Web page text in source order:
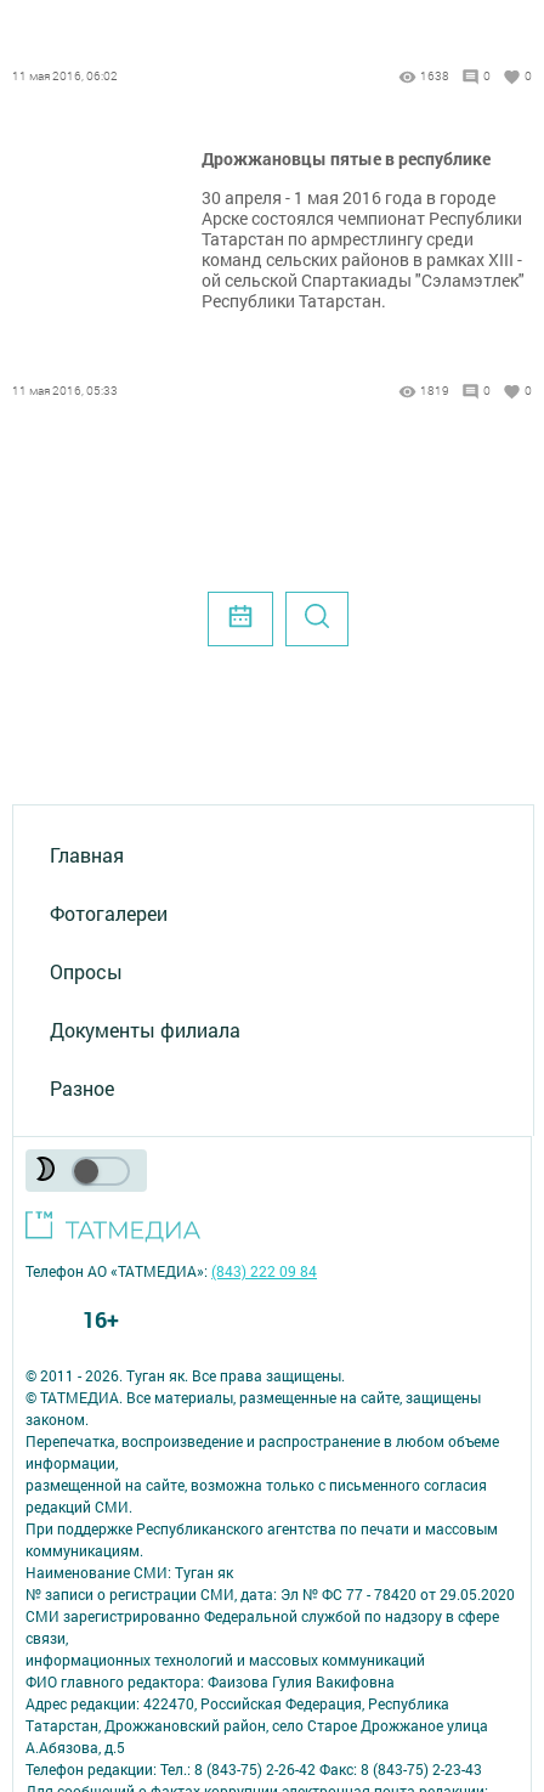
11 мая 2016, 06:02 1638 0 0
Дрожжановцы пятые в республике
30 апреля - 1 мая 2016 года в городе
Арске состоялся чемпионат Республики
Татарстан по армрестлингу среди
команд сельских районов в рамках XIII -
ой сельской Спартакиады "Сэламэтлек"
Республики Татарстан.
11 мая 2016, 05:33 1819 0 0
Главная
Фотогалереи
Опросы
Документы филиала
Разное
© 2011 - 2026. Туган як. Все права защищены.
© ТАТМЕДИА. Все материалы, размещенные на сайте, защищены
законом.
Перепечатка, воспроизведение и распространение в любом объеме
информации,
размещенной на сайте, возможна только с письменного согласия
редакций СМИ.
При поддержке Республиканского агентства по печати и массовым
коммуникациям.
Наименование СМИ: Туган як
№ записи о регистрации СМИ, дата: Эл № ФС 77 - 78420 от 29.05.2020
СМИ зарегистрированно Федеральной службой по надзору в сфере
связи,
информационных технологий и массовых коммуникаций
ФИО главного редактора: Фаизова Гулия Вакифовна
Адрес редакции: 422470, Российская Федерация, Республика
Татарстан, Дрожжановский район, село Старое Дрожжаное улица
А.Абязова, д.5
Телефон редакции: Тел.: 8 (843-75) 2-26-42 Факс: 8 (843-75) 2-23-43
Телефон АО «ТАТМЕДИА»:(843) 222 09 84
16+